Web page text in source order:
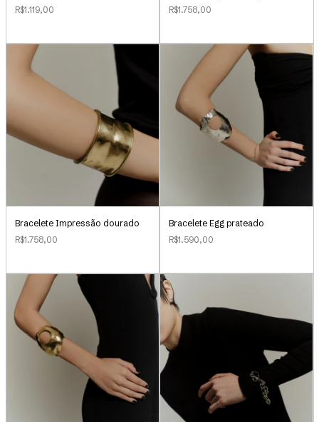
R$1.119,00
R$1.758,00
Bracelete Impressão dourado
R$1.758,00
Bracelete Egg prateado
R$1.590,00